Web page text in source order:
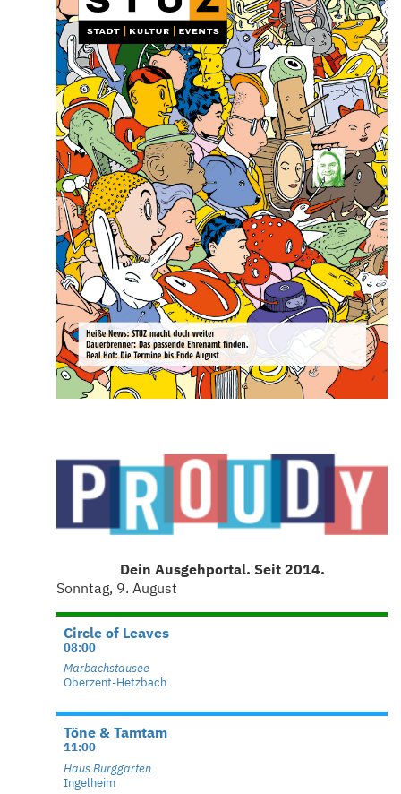
Dein Ausgehportal. Seit 2014.
Sonntag, 9. August
Circle of Leaves
08:00
Marbachstausee
Oberzent-Hetzbach
Töne & Tamtam
11:00
Haus Burggarten
Ingelheim